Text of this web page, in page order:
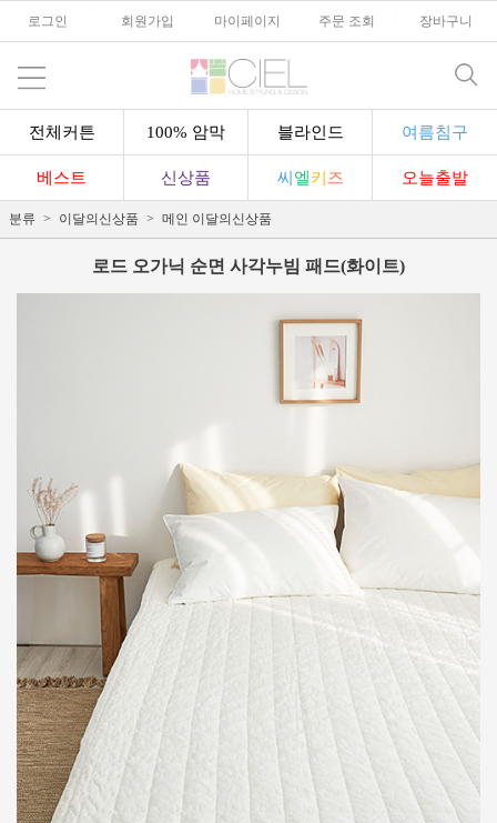
로그인 회원가입 마이페이지 주문 조회 장바구니
전체커튼 100% 암막 블라인드 여름침구
베스트 신상품 씨 엘키 즈 오늘출발
분류 이달의신상품 메인 이달의신상품
로드 오가닉 순면 사각누빔 패드(화이트)